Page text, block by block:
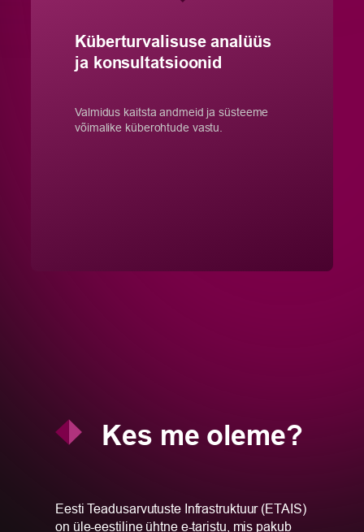
Küberturvalisuse analüüs
ja konsultatsioonid
Valmidus kaitsta andmeid ja süsteeme
võimalike küberohtude vastu.
Kes me oleme?
Eesti Teadusarvutuste Infrastruktuur (ETAIS)
on üle-ees­tiline ühtne e-taristu, mis pakub